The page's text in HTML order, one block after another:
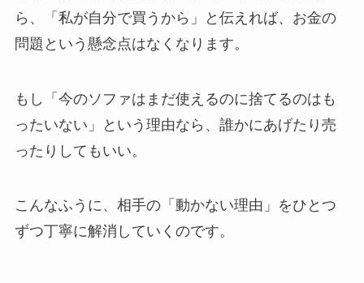
ら、「私が自分で買うから」と伝えれば、お金の
問題という懸念点はなくなります。
もし「今のソファはまだ使えるのに捨てるのはも
ったいない」という理由なら、誰かにあげたり売
ったりしてもいい。
こんなふうに、相手の「動かない理由」をひとつ
ずつ丁寧に解消していくのです。